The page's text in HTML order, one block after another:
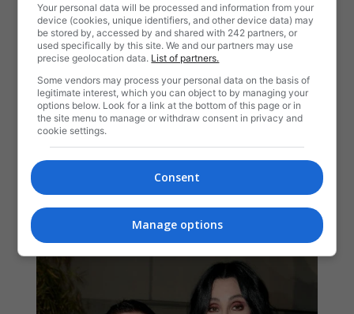
Your personal data will be processed and information from your
device (cookies, unique identifiers, and other device data) may
be stored by, accessed by and shared with 242 partners, or
used specifically by this site. We and our partners may use
precise geolocation data. List of partners.
Some vendors may process your personal data on the basis of
legitimate interest, which you can object to by managing your
options below. Look for a link at the bottom of this page or in
the site menu to manage or withdraw consent in privacy and
cookie settings.
Consent
Manage options